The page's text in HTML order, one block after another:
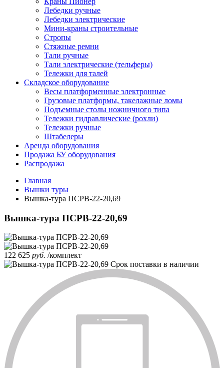
Лебедки ручные
Лебедки электрические
Мини-краны строительные
Стропы
Стяжные ремни
Тали ручные
Тали электрические (тельферы)
Тележки для талей
Складское оборудование
Весы платформенные электронные
Грузовые платформы, такелажные ломы
Подъемные столы ножничного типа
Тележки гидравлические (рохли)
Тележки ручные
Штабелеры
Аренда оборудования
Продажа БУ оборудования
Распродажа
Главная
Вышки туры
Вышка-тура ПСРВ-22-20,69
Вышка-тура ПСРВ-22-20,69
122 625 руб. /комплект
Срок поставки в наличии